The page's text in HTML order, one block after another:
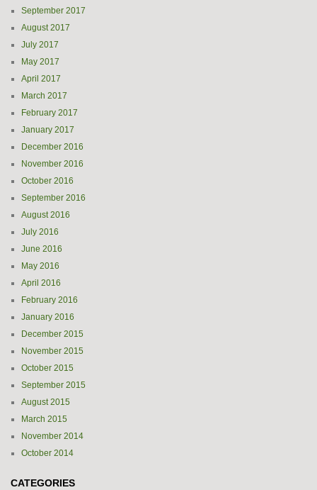
September 2017
August 2017
July 2017
May 2017
April 2017
March 2017
February 2017
January 2017
December 2016
November 2016
October 2016
September 2016
August 2016
July 2016
June 2016
May 2016
April 2016
February 2016
January 2016
December 2015
November 2015
October 2015
September 2015
August 2015
March 2015
November 2014
October 2014
CATEGORIES